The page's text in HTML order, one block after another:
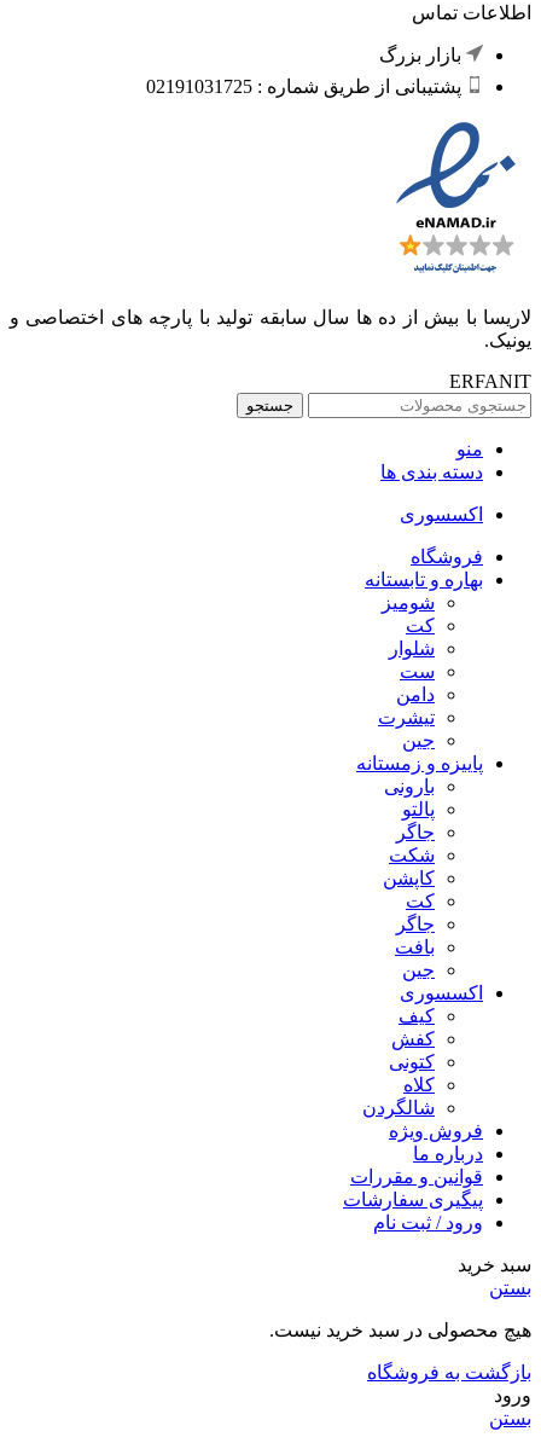
اطلاعات تماس
بازار بزرگ
پشتیبانی از طریق شماره : 02191031725
لاریسا با بیش از ده ها سال سابقه تولید با پارچه های اختصاصی و
یونیک.
ERFANIT
جستجو
منو
دسته بندی ها
اکسسوری
فروشگاه
بهاره و تابستانه
شومیز
کت
شلوار
ست
دامن
تیشرت
جین
پاییزه و زمستانه
بارونی
پالتو
جاگر
شکت
کاپشن
کت
جاگر
بافت
جین
اکسسوری
کیف
کفش
کتونی
کلاه
شالگردن
فروش ویژه
درباره ما
قوانین و مقررات
پیگیری سفارشات
ورود / ثبت نام
سبد خرید
بستن
هیچ محصولی در سبد خرید نیست.
بازگشت به فروشگاه
ورود
بستن